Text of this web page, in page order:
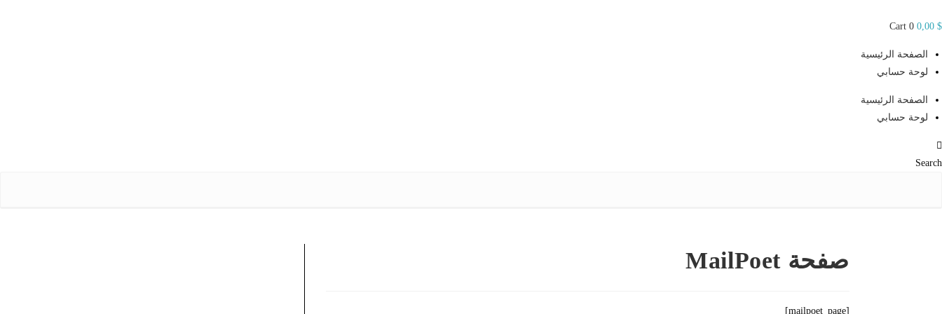
to
0,00 $
0
Cart
الصفحة الرئيسية
لوحة حسابي
الصفحة الرئيسية
لوحة حسابي
Search
صفحة MailPoet
[mailpoet_page]